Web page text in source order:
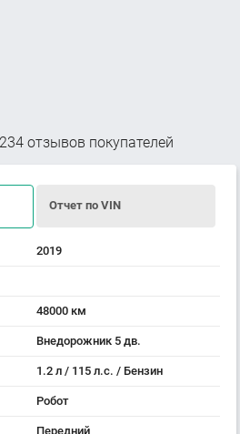
234 отзывов покупателей
Отчет по VIN
2019
48000 км
Внедорожник 5 дв.
1.2 л / 115 л.с. / Бензин
Робот
Передний